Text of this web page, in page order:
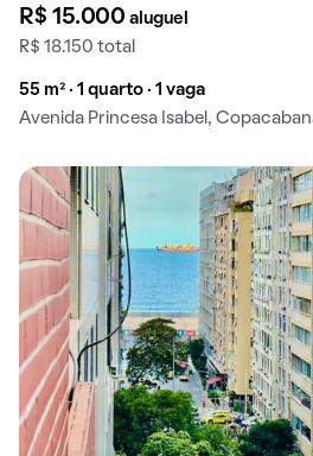
R$ 15.000aluguel
R$ 18.150 total
55 m² · 1 quarto · 1 vaga
Avenida Princesa Isabel,